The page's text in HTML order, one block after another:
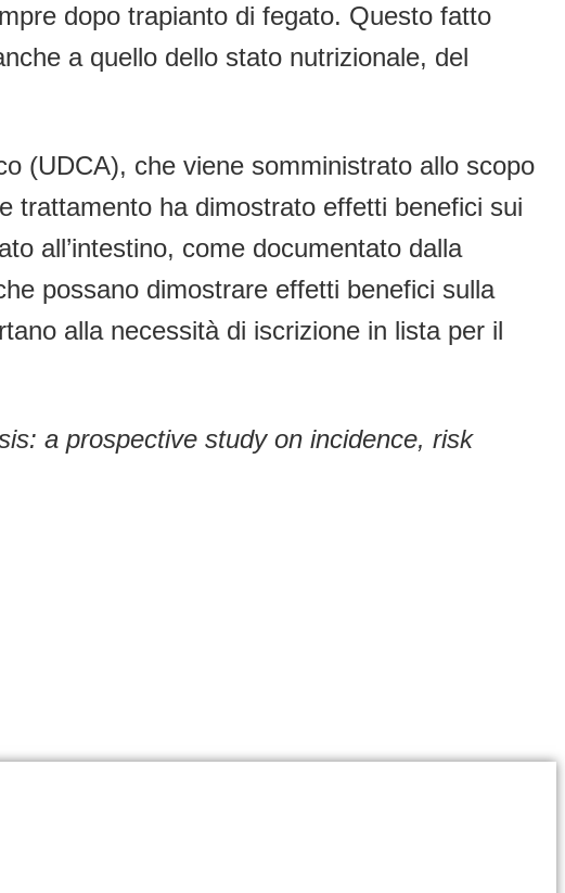
dopo trapianto di fegato. Questo fatto
a quello dello stato nutrizionale, del
(UDCA), che viene somministrato allo scopo
trattamento ha dimostrato effetti benefici sui
all’intestino, come documentato dalla
possano dimostrare effetti benefici sulla
alla necessità di iscrizione in lista per il
a prospective study on incidence, risk